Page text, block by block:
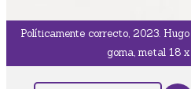
Políticamente correcto, 2023.
goma, metal 18